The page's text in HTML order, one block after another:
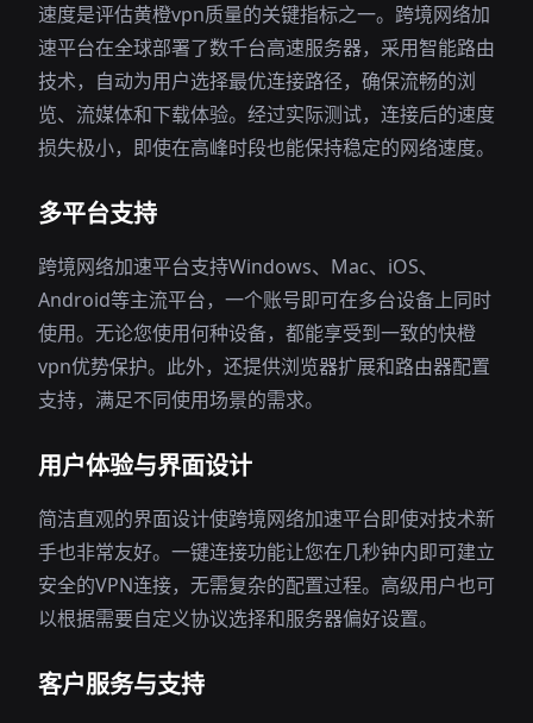
速度是评估黄橙vpn质量的关键指标之一。跨境网络加
速平台在全球部署了数千台高速服务器，采用智能路由
技术，自动为用户选择最优连接路径，确保流畅的浏
览、流媒体和下载体验。经过实际测试，连接后的速度
损失极小，即使在高峰时段也能保持稳定的网络速度。
多平台支持
跨境网络加速平台支持Windows、Mac、iOS、
Android等主流平台，一个账号即可在多台设备上同时
使用。无论您使用何种设备，都能享受到一致的快橙
vpn优势保护。此外，还提供浏览器扩展和路由器配置
支持，满足不同使用场景的需求。
用户体验与界面设计
简洁直观的界面设计使跨境网络加速平台即使对技术新
手也非常友好。一键连接功能让您在几秒钟内即可建立
安全的VPN连接，无需复杂的配置过程。高级用户也可
以根据需要自定义协议选择和服务器偏好设置。
客户服务与支持